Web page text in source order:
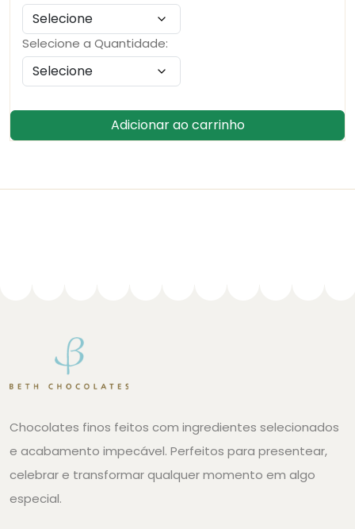
Selecione a Quantidade:
Adicionar ao carrinho
Chocolates finos feitos com ingredientes selecionados
e acabamento impecável. Perfeitos para presentear,
celebrar e transformar qualquer momento em algo
especial.